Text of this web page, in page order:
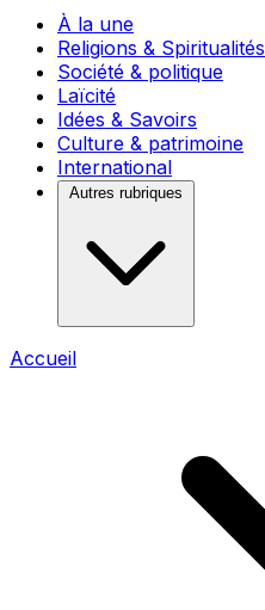
À la une
Religions & Spiritualités
Société & politique
Laïcité
Idées & Savoirs
Culture & patrimoine
International
Autres rubriques
Accueil